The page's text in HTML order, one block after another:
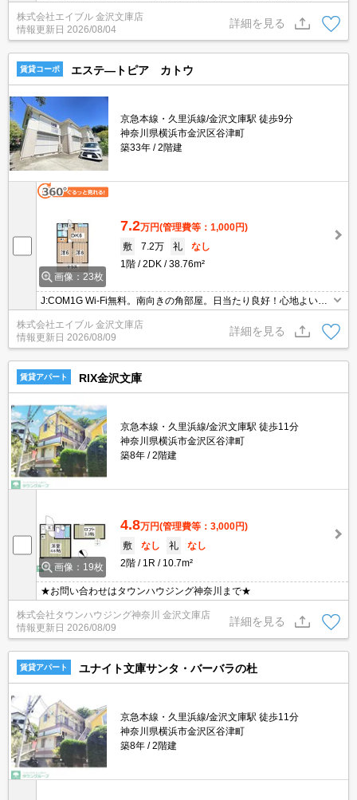
ジットポイント貯まります。初期費用・家賃カード払い可。オンラ
イン内見対応可。駐車場は敷地内。インターネット高速1Ｇ無料。
株式会社エイブル 金沢文庫店
情報更新日 2026/08/04
詳細を見る
賃貸コーポ エステ―トピア カトウ
京急本線・久里浜線/金沢文庫駅 徒歩9分
神奈川県横浜市金沢区谷津町
築33年
2階建
画像：23枚
7.2万円(管理費等：1,000円)
敷
7.2万 礼
なし
1階
2DK 38.76m²
J:COM1G Wi-Fi無料。南向きの角部屋。日当たり良好！心地よい室
お薦め物件。画像の家具小物家電はCGであり付いていません。駅
近。
株式会社エイブル 金沢文庫店
情報更新日 2026/08/09
詳細を見る
賃貸アパート RIX金沢文庫
京急本線・久里浜線/金沢文庫駅 徒歩11分
神奈川県横浜市金沢区谷津町
築8年
2階建
画像：19枚
4.8万円(管理費等：3,000円)
敷
なし 礼
なし
2階
1R 10.7m²
★お問い合わせはタウンハウジング神奈川まで★
株式会社タウンハウジング神奈川 金沢文庫店
情報更新日 2026/08/09
詳細を見る
賃貸アパート ユナイト文庫サンタ・バーバラの杜
京急本線・久里浜線/金沢文庫駅 徒歩11分
神奈川県横浜市金沢区谷津町
築8年
2階建